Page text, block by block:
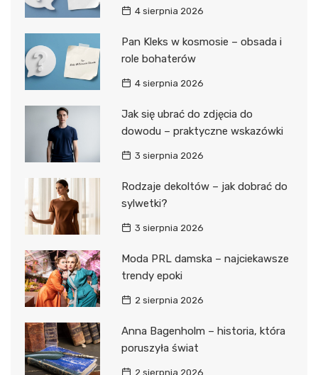
4 sierpnia 2026
Pan Kleks w kosmosie – obsada i
role bohaterów
4 sierpnia 2026
Jak się ubrać do zdjęcia do
dowodu – praktyczne wskazówki
3 sierpnia 2026
Rodzaje dekoltów – jak dobrać do
sylwetki?
3 sierpnia 2026
Moda PRL damska – najciekawsze
trendy epoki
2 sierpnia 2026
Anna Bagenholm – historia, która
poruszyła świat
2 sierpnia 2026